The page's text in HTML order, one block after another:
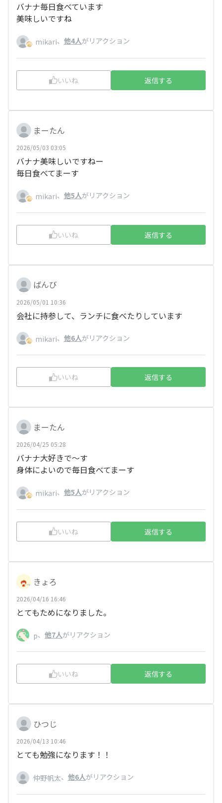
バナナ毎日食べています
美味しいですね
mikari、 他4人がリアクション
いいね 返信する
まーたん
2026/05/03 03:05
バナナ美味しいですねー
毎日食べてまーす
mikari、 他5人がリアクション
いいね 返信する
ばんび
2026/05/01 10:36
会社に持参して、ランチに食べたりしています
mikari、 他6人がリアクション
いいね 返信する
まーたん
2026/04/25 05:28
バナナ大好きで～す
身体によいので毎日食べてまーす
mikari、 他5人がリアクション
いいね 返信する
きょろ
2026/04/16 16:46
とてもためになりました。
p、 他7人がリアクション
いいね 返信する
ひつじ
2026/04/13 10:46
とても勉強になります！！
仲野帆太、 他6人がリアクション